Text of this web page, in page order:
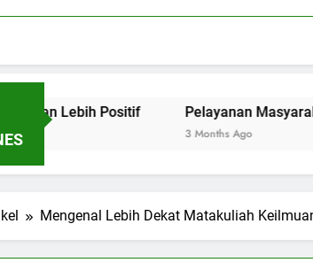
Positif Pelayanan Masyarakat dalam
Mengenal Lebih Dekat Matakuliah